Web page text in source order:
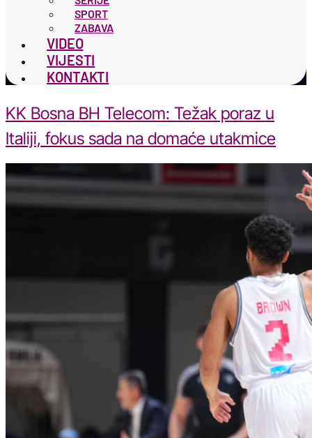
SPORT
ZABAVA
VIDEO
VIJESTI
KONTAKTI
KK Bosna BH Telecom: Težak poraz u
Italiji, fokus sada na domaće utakmice